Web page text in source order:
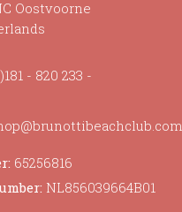
Oostvoorne
- 820 233 -
65256816
NL856039664B01